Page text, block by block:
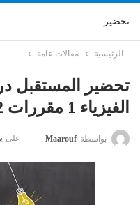
تحضير
الرئيسية مقالات عامة
تحضير المستقبل
الفيزياء 1 مقررات 1442هـ
بواسطة Maarouf على